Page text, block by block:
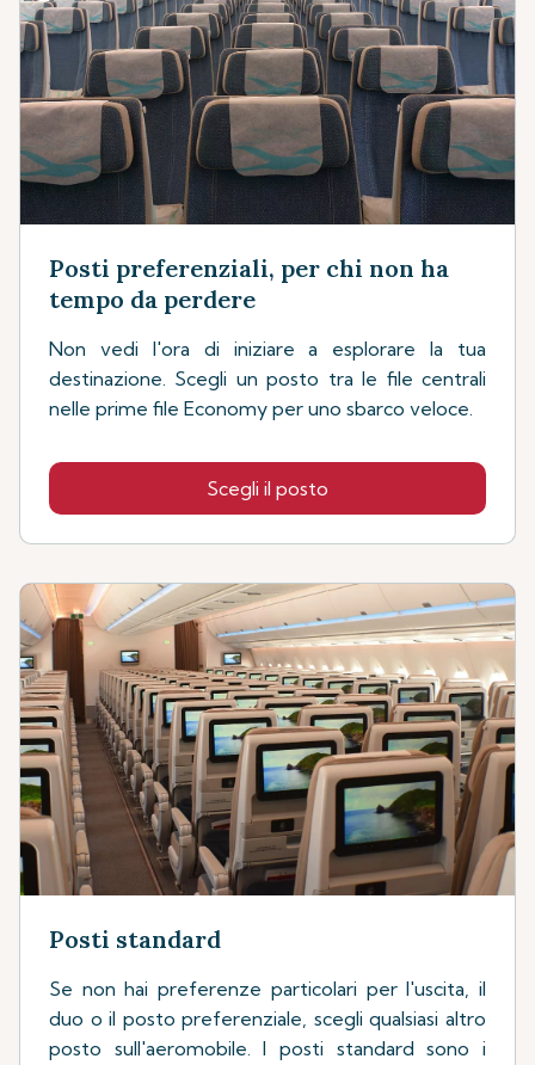
Posti preferenziali, per chi non ha
tempo da perdere
Non vedi l'ora di iniziare a esplorare la tua
destinazione. Scegli un posto tra le file centrali
nelle prime file Economy per uno sbarco veloce.
Scegli il posto
Posti standard
Se non hai preferenze particolari per l'uscita, il
duo o il posto preferenziale, scegli qualsiasi altro
posto sull'aeromobile. I posti standard sono i